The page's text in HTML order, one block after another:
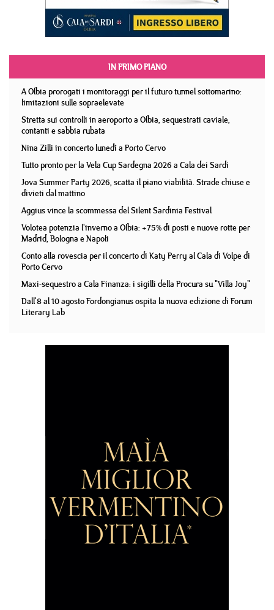
IN PRIMO PIANO
A Olbia prorogati i monitoraggi per il futuro tunnel sottomarino:
limitazioni sulle sopraelevate
Stretta sui controlli in aeroporto a Olbia, sequestrati caviale,
contanti e sabbia rubata
Nina Zilli in concerto lunedì a Porto Cervo
Tutto pronto per la Vela Cup Sardegna 2026 a Cala dei Sardi
Jova Summer Party 2026, scatta il piano viabilità. Strade chiuse e
divieti dal mattino
Aggius vince la scommessa del Silent Sardinia Festival
Volotea potenzia l'inverno a Olbia: +75% di posti e nuove rotte per
Madrid, Bologna e Napoli
Conto alla rovescia per il concerto di Katy Perry al Cala di Volpe di
Porto Cervo
Maxi-sequestro a Cala Finanza: i sigilli della Procura su "Villa Joy"
Dall'8 al 10 agosto Fordongianus ospita la nuova edizione di Forum
Literary Lab